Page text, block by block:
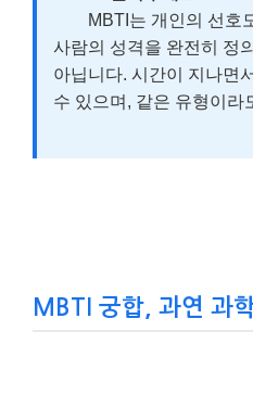
MBTI는 개인의 선호도
사람의 성격을 완전히 정
아닙니다. 시간이 지나면
수 있으며, 같은 유형이라
MBTI 궁합, 과연 과